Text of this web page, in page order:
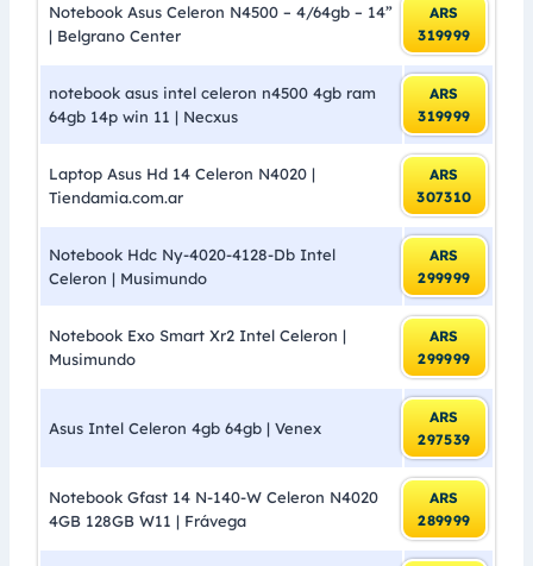
Notebook Asus Celeron N4500 – 4/64gb – 14”
| Belgrano Center
ARS
319999
notebook asus intel celeron n4500 4gb ram
64gb 14p win 11 | Necxus
ARS
319999
Laptop Asus Hd 14 Celeron N4020 |
Tiendamia.com.ar
ARS
307310
Notebook Hdc Ny-4020-4128-Db Intel
Celeron | Musimundo
ARS
299999
Notebook Exo Smart Xr2 Intel Celeron |
Musimundo
ARS
299999
Asus Intel Celeron 4gb 64gb | Venex
ARS
297539
Notebook Gfast 14 N-140-W Celeron N4020
4GB 128GB W11 | Frávega
ARS
289999